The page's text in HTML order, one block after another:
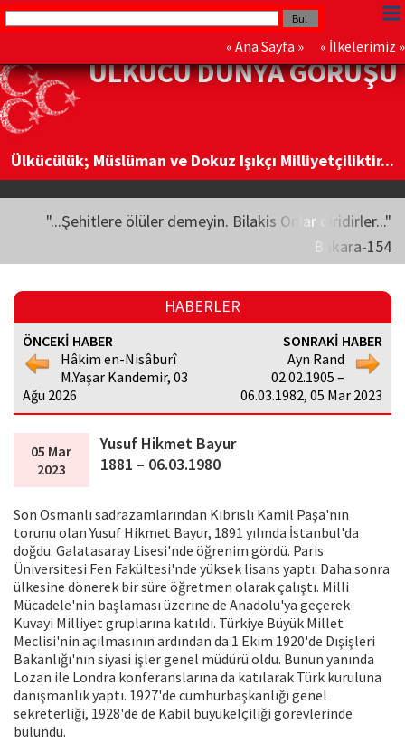
« Ana Sayfa » « İlkelerimiz »
ÜLKÜCÜ DÜNYA GÖRÜŞÜ
Ülkücülük; Müslüman ve Dokuz Işıkçı Milliyetçiliktir...
"...Şehitlere ölüler demeyin. Bilakis Onlar diridirler..."
Bakara-154
HABERLER
ÖNCEKİ HABER
Hâkim en-Nisâburî
M.Yaşar Kandemir, 03
Ağu 2026
SONRAKİ HABER
Ayn Rand
02.02.1905 –
06.03.1982, 05 Mar 2023
05 Mar
2023
Yusuf Hikmet Bayur
1881 – 06.03.1980
Son Osmanlı sadrazamlarından Kıbrıslı Kamil Paşa'nın
torunu olan Yusuf Hikmet Bayur, 1891 yılında İstanbul'da
doğdu. Galatasaray Lisesi'nde öğrenim gördü. Paris
Üniversitesi Fen Fakültesi'nde yüksek lisans yaptı. Daha sonra
ülkesine dönerek bir süre öğretmen olarak çalıştı. Milli
Mücadele'nin başlaması üzerine de Anadolu'ya geçerek
Kuvayi Milliyet gruplarına katıldı. Türkiye Büyük Millet
Meclisi'nin açılmasının ardından da 1 Ekim 1920'de Dışişleri
Bakanlığı'nın siyasi işler genel müdürü oldu. Bunun yanında
Lozan ile Londra konferanslarına da katılarak Türk kuruluna
danışmanlık yaptı. 1927'de cumhurbaşkanlığı genel
sekreterliği, 1928'de de Kabil büyükelçiliği görevlerinde
bulundu.